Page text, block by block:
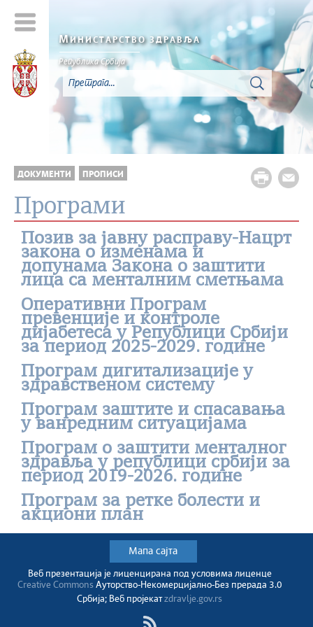
МИНИСТАРСТВО ЗДРАВЉА
Република Србија
ДОКУМЕНТИ ПРОПИСИ
Програми
Позив за јавну расправу-Нацрт
закона о изменама и
допунама Закона о заштити
лица са менталним сметњама
Оперативни Програм
превенције и контроле
дијабетеса у Републици Србији
за период 2025-2029. године
Програм дигитализације у
здравственом систему
Програм заштите и спасавања
у ванредним ситуацијама
Програм о заштити менталног
здравља у републици србији за
период 2019-2026. године
Програм за ретке болести и
акциони план
Мапа сајта
Веб презентација jе лиценциранa под условима лиценце
Creative CommonsАуторство-Некомерцијално-Без прерада 3.0
Србија; Веб пројекатzdravlje.gov.rs